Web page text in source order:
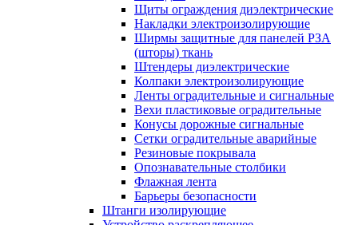
Щиты ограждения диэлектрические
Накладки электроизолирующие
Ширмы защитные для панелей РЗА
(шторы) ткань
Штендеры диэлектрические
Колпаки электроизолирующие
Ленты оградительные и сигнальные
Вехи пластиковые оградительные
Конусы дорожные сигнальные
Сетки оградительные аварийные
Резиновые покрывала
Опознавательные столбики
Флажная лента
Барьеры безопасности
Штанги изолирующие